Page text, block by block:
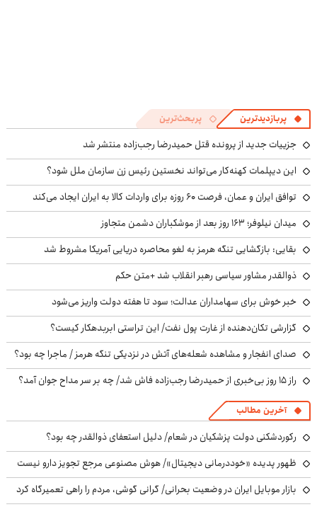
پربازدیدترین پربحث‌ترین
جزییات جدید از پرونده قتل حمیدرضا رجب‌زاده منتشر شد
این دیپلمات کهنه‌کار می‌تواند نخستین رئیس زن سازمان ملل شود؟
توافق ایران و عمان، فرصت ۶۰ روزه برای واردات کالا به ایران ایجاد می‌کند
میدان نیلوفر؛ ۱۶۳ روز بعد از موشکباران دشمن متجاوز
بقایی: بازگشایی تنگه هرمز به لغو محاصره دریایی آمریکا مشروط شد
ذوالقدر مشاور سیاسی رهبر انقلاب شد +متن حکم
خبر خوش برای سهامداران عدالت؛ سود تا هفته دولت واریز می‌شود
گزارشی تکان‌دهنده از غارت پول نفت/ این تراستی ابربدهکار کیست؟
صدای انفجار و مشاهده شعله‌های آتش در نزدیکی تنگه هرمز / ماجرا چه بود؟
راز ۱۵ روز بی‌خبری از حمیدرضا رجب‌زاده فاش شد/ چه بر سر مداح جوان آمد؟
آخرین مطالب
رکوردشکنی دولت پزشکیان در شعام/ دلیل استعفای ذوالقدر چه بود؟
ظهور پدیده «خوددرمانی دیجیتال»/ هوش مصنوعی مرجع تجویز دارو نیست
بازار موبایل ایران در وضعیت بحرانی/ گرانی گوشی، مردم را راهی تعمیرگاه کرد